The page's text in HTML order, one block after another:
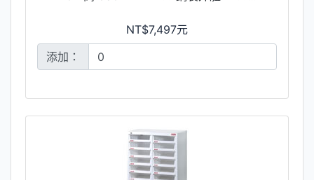
NT$7,497元
添加：